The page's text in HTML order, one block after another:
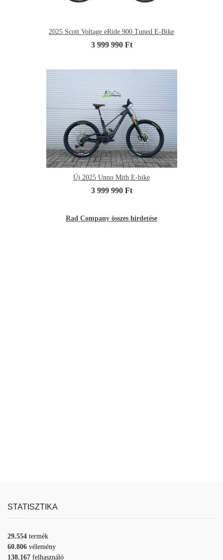
2025 Scott Voltage eRide 900 Tuned E-Bike
3 999 990 Ft
Új 2025 Unno Mith E-bike
3 999 990 Ft
Rad Company összes hirdetése
STATISZTIKA
29.554 termék
60.806 vélemény
138.167 felhasználó